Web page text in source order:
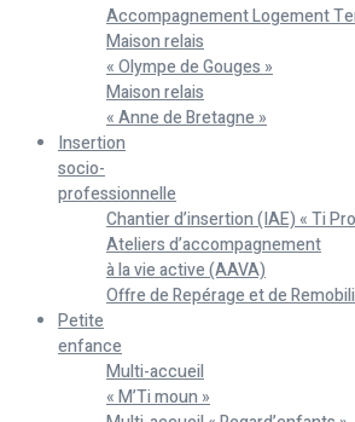
Accompagnement Logement
Maison relais
« Olympe de Gouges »
Maison relais
« Anne de Bretagne »
Insertion
socio-
professionnelle
Chantier d’insertion (IAE) « Ti
Ateliers d’accompagnement
à la vie active (AAVA)
Offre de Repérage et de
Petite
enfance
Multi-accueil
« M’Ti moun »